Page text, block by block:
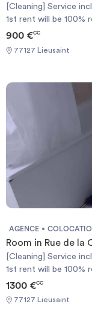
[Cleaning] Service included:
1st rent will be 100%
the contract start
remboursé à 100% si
50% si vous annulez
900 €CC
77127 Lieusaint
AGENCE
Room in Rue de la
[Cleaning] Service included:
1st rent will be 100%
the contract start
up to 30 days. [Politique d'Annulation] Votre 1er loyer sera
remboursé à 100% si
1300 €CC
77127 Lieusaint